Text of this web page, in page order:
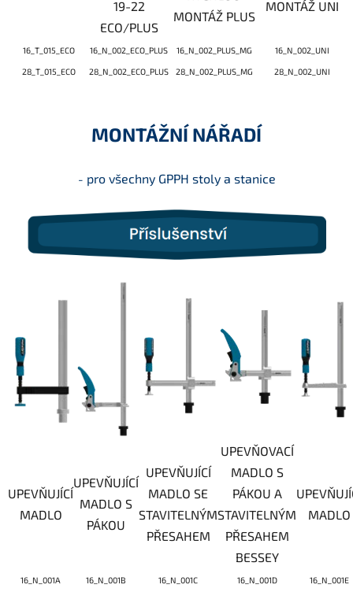
19-22
ECO/PLUS
MONTÁŽ PLUS
MONTÁŽ UNI
16_T_015_ECO
28_T_015_ECO
16_N_002_ECO_PLUS
28_N_002_ECO_PLUS
16_N_002_PLUS_MG
28_N_002_PLUS_MG
16_N_002_UNI
28_N_002_UNI
MONTÁŽNÍ NÁŘADÍ
- pro všechny GPPH stoly a stanice
UPEVŇUJÍCÍ
MADLO
UPEVŇUJÍCÍ
MADLO S
PÁKOU
UPEVŇUJÍCÍ
MADLO SE
STAVITELNÝM
PŘESAHEM
UPEVŇOVACÍ
MADLO S
PÁKOU A
STAVITELNÝM
PŘESAHEM
BESSEY
MADLO
16_N_001A 16_N_001B 16_N_001C 16_N_001D 16_N_001E